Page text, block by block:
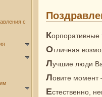
Корпоративные
Отличная
Лучшие люди
Ловите момент
Естественно,
с